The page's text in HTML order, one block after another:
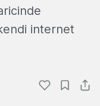
internet